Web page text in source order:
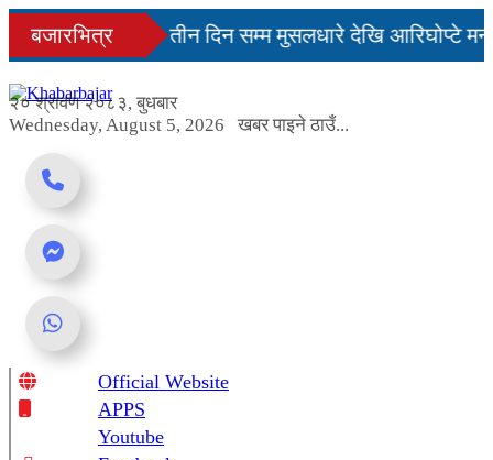
Skip
content
बजारभित्र
सहज हुन्छ’
तीन दिन सम्म मुसलधारे देखि आरिघोप्टे
२० श्रावण २०८३, बुधबार
Wednesday, August 5, 2026
खबर पाइने ठाउँ...
Online News Portal
Official Website
APPS
Youtube